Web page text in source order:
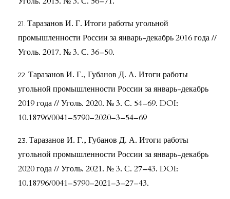
Таразанов И. Г. Итоги работы угольной
промышленности России за январь-декабрь 2016 года //
Уголь. 2017. № 3. С. 36–50.
Таразанов И. Г., Губанов Д. А. Итоги работы
угольной промышленности России за январь-декабрь
2019 года // Уголь. 2020. № 3. С. 54–69. DOI:
10.18796/0041–5790–2020–3–54–69
Таразанов И. Г., Губанов Д. А. Итоги работы
угольной промышленности России за январь-декабрь
2020 года // Уголь. 2021. № 3. С. 27–43. DOI:
10.18796/0041–5790–2021–3–27–43.